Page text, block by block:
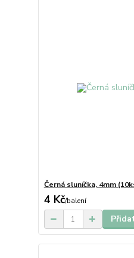
Černá sluníčka, 4mm
4 Kč/balení